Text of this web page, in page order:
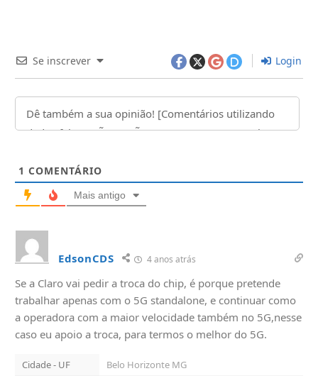
Se inscrever Login
1 COMENTÁRIO
Mais antigo
EdsonCDS 4 anos atrás
Se a Claro vai pedir a troca do chip, é porque pretende
trabalhar apenas com o 5G standalone, e continuar como
a operadora com a maior velocidade também no 5G,nesse
caso eu apoio a troca, para termos o melhor do 5G.
Cidade - UF Belo Horizonte MG